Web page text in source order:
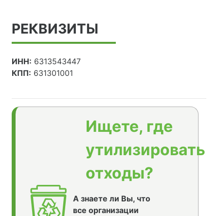
РЕКВИЗИТЫ
ИНН: 6313543447
КПП: 631301001
Ищете, где
утилизировать
отходы?
А знаете ли Вы, что
все организации